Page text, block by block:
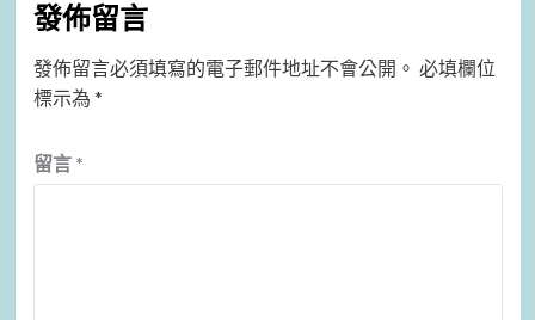
發佈留言
發佈留言必須填寫的電子郵件地址不會公開。 必填欄位
標示為 *
留言 *